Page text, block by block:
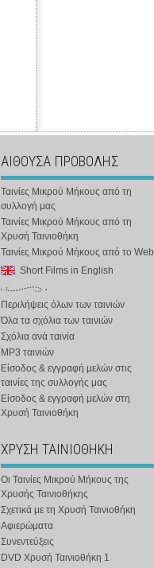
ΑΙΘΟΥΣΑ ΠΡΟΒΟΛΗΣ
Ταινίες Μικρού Μήκους από τη
συλλογή μας
Ταινίες Μικρού Μήκους από τη
Χρυσή Ταινιοθήκη
Ταινίες Μικρού Μήκους από το Web
Short Films in English
Περιλήψεις όλων των ταινιών
Όλα τα σχόλια των ταινιών
Σχόλια ανά ταινία
MP3 ταινιών
Είσοδος & εγγραφή μελών στις
ταινίες της συλλογής μας
Είσοδος & εγγραφή μελών στη
Χρυσή Ταινιοθήκη
ΧΡΥΣΗ ΤΑΙΝΙΟΘΗΚΗ
Οι Ταινίες Μικρού Μήκους της
Χρυσής Ταινιοθήκης
Σχετικά με τη Χρυσή Ταινιοθήκη
Αφιερώματα
Συνεντεύξεις
DVD Χρυσή Ταινιοθήκη 1